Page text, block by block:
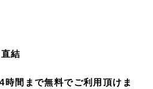
結
間まで無料でご利用頂けま